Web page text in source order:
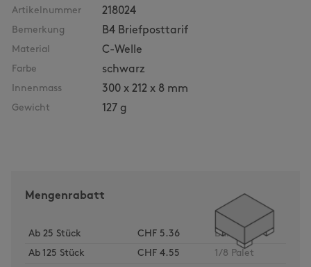
Artikelnummer 218024
Bemerkung B4 Briefposttarif
Material C-Welle
Farbe schwarz
Innenmass 300 x 212 x 8 mm
Gewicht 127 g
Mengenrabatt
Ab 25 Stück CHF 5.36
Bund
Ab 125 Stück CHF 4.55
1/8 Palet